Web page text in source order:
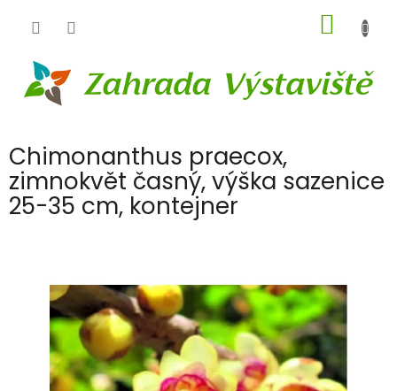
KOŠÍK
Chimonanthus praecox,
zimnokvět časný, výška sazenice
25-35 cm, kontejner